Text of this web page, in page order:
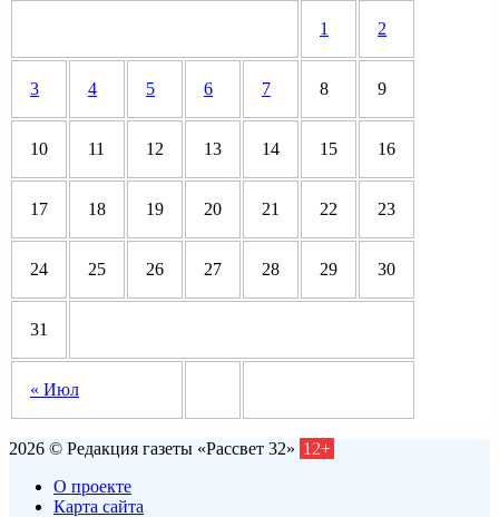
« Июл
1 2
3 4 5 6 7 8 9
10 11 12 13 14 15 16
17 18 19 20 21 22 23
24 25 26 27 28 29 30
31
2026 © Редакция газеты «Рассвет 32» 12+
О проекте
Карта сайта